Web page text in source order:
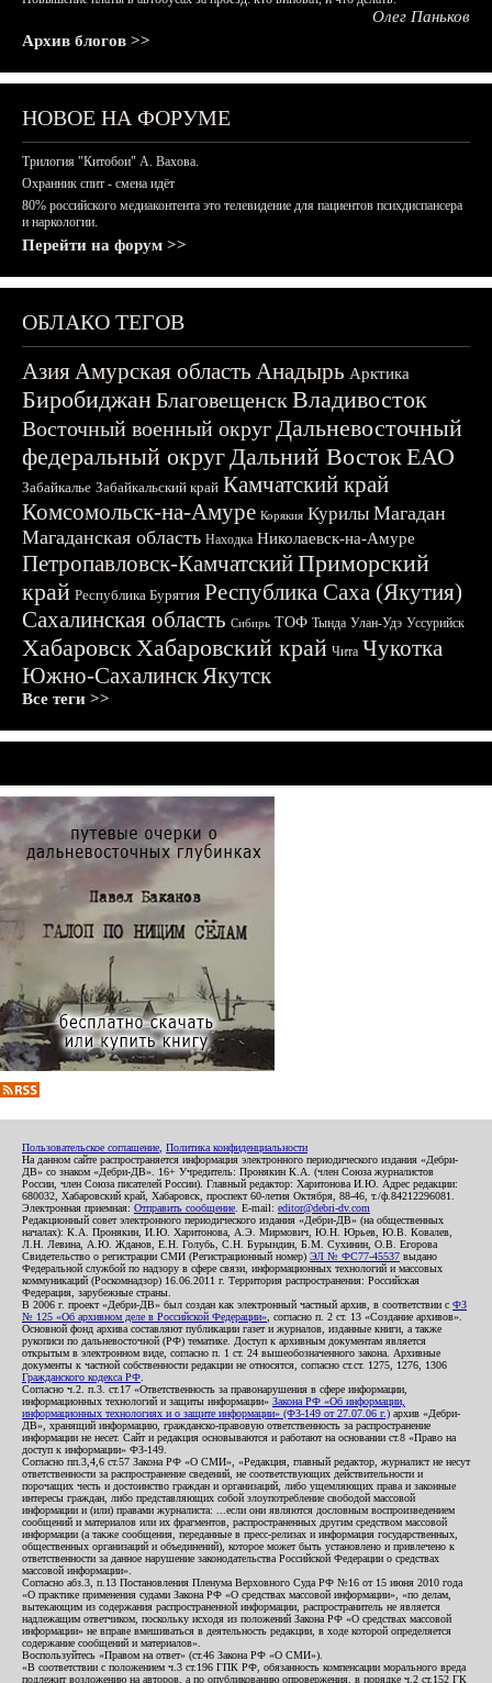
Олег Паньков
Архив блогов >>
НОВОЕ НА ФОРУМЕ
Трилогия "Китобои" А. Вахова.
Охранник спит - смена идёт
80% российского медиаконтента это телевидение для пациентов психдиспансера
и наркологии.
Перейти на форум >>
ОБЛАКО ТЕГОВ
АзияАмурская область Анадырь Арктика
БиробиджанБлаговещенскВладивосток
Восточный военный округДальневосточный
федеральный округДальний ВостокЕАО
Забайкалье Забайкальский край Камчатский край
Комсомольск-на-Амуре Корякия Курилы Магадан
Магаданская область Находка Николаевск-на-Амуре
Петропавловск-КамчатскийПриморский
край Республика Бурятия Республика Саха (Якутия)
Сахалинская область Сибирь ТОФ Тында Улан-Удэ Уссурийск
ХабаровскХабаровский край Чита Чукотка
Южно-СахалинскЯкутск
Все теги >>
Пользовательское соглашение Политика конфиденциальности
На данном сайте распространяется информация электронного периодического издания «Дебри-
ДВ» со знаком «Дебри-ДВ». 16+ Учредитель: Пронякин К.А. (член Союза журналистов
России, член Союза писателей России). Главный редактор: Харитонова И.Ю. Адрес редакции:
680032, Хабаровский край, Хабаровск, проспект 60-летия Октября, 88-46, т./ф.84212296081.
Электронная приемная: Отправить сообщение . E-mail: editor@debri-dv.com
Редакционный совет электронного периодического издания «Дебри-ДВ» (на общественных
началах): К.А. Пронякин, И.Ю. Харитонова, А.Э. Мирмович, Ю.Н. Юрьев, Ю.В. Ковалев,
Л.Н. Левина, А.Ю. Жданов, Е.Н. Голубь, С.Н. Бурындин, Б.М. Сухинин, О.В. Егорова
Свидетельство о регистрации СМИ (Регистрационный номер) ЭЛ № ФС77-45537 выдано
Федеральной службой по надзору в сфере связи, информационных технологий и массовых
коммуникаций (Роскомнадзор) 16.06.2011 г. Территория распространения: Российская
Федерация, зарубежные страны.
В 2006 г. проект «Дебри-ДВ» был создан как электронный частный архив, в соответствии с ФЗ
№ 125 «Об архивном деле в Российской Федерации» , согласно п. 2 ст. 13 «Создание архивов».
Основной фонд архива составляют публикации газет и журналов, изданные книги, а также
рукописи по дальневосточной (РФ) тематике. Доступ к архивным документам является
открытым в электронном виде, согласно п. 1 ст. 24 вышеобозначенного закона. Архивные
документы к частной собственности редакции не относятся, согласно ст.ст. 1275, 1276, 1306
Гражданского кодекса РФ
Согласно ч.2. п.3. ст.17 «Ответственность за правонарушения в сфере информации,
информационных технологий и защиты информации» Закона РФ «Об информации,
информационных технологиях и о защите информации» (ФЗ-149 от 27.07.06 г.) архив «Дебри-
ДВ», хранящий информацию, гражданско-правовую ответственность за распространение
информации не несет. Сайт и редакция основываются и работают на основании ст.8 «Право на
доступ к информации» ФЗ-149.
Согласно пп.3,4,6 ст.57 Закона РФ «О СМИ», «Редакция, главный редактор, журналист не несут
ответственности за распространение сведений, не соответствующих действительности и
порочащих честь и достоинство граждан и организаций, либо ущемляющих права и законные
интересы граждан, либо представляющих собой злоупотребление свободой массовой
информации и (или) правами журналиста: ...если они являются дословным воспроизведением
сообщений и материалов или их фрагментов, распространенных другим средством массовой
информации (а также сообщения, переданные в пресс-релизах и информация государственных,
общественных организаций и объединений), которое может быть установлено и привлечено к
ответственности за данное нарушение законодательства Российской Федерации о средствах
массовой информации».
Согласно абз.3, п.13 Постановления Пленума Верховного Суда РФ №16 от 15 июня 2010 года
«О практике применения судами Закона РФ «О средствах массовой информации», «по делам,
вытекающим из содержания распространенной информации, распространитель не является
надлежащим ответчиком, поскольку исходя из положений Закона РФ «О средствах массовой
информации» не вправе вмешиваться в деятельность редакции, в ходе которой определяется
содержание сообщений и материалов».
Воспользуйтесь «Правом на ответ» (ст.46 Закона РФ «О СМИ»).
«В соответствии с положением ч.3 ст.196 ГПК РФ, обязанность компенсации морального вреда
подлежит возложению на авторов, а по опубликованию опровержения, в порядке ч.2 ст.152 ГК